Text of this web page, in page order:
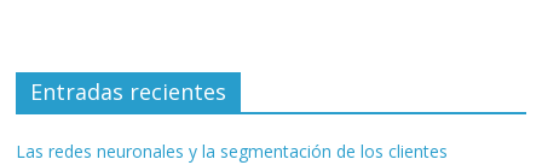
Entradas recientes
Las redes neuronales y la segmentación de los clientes